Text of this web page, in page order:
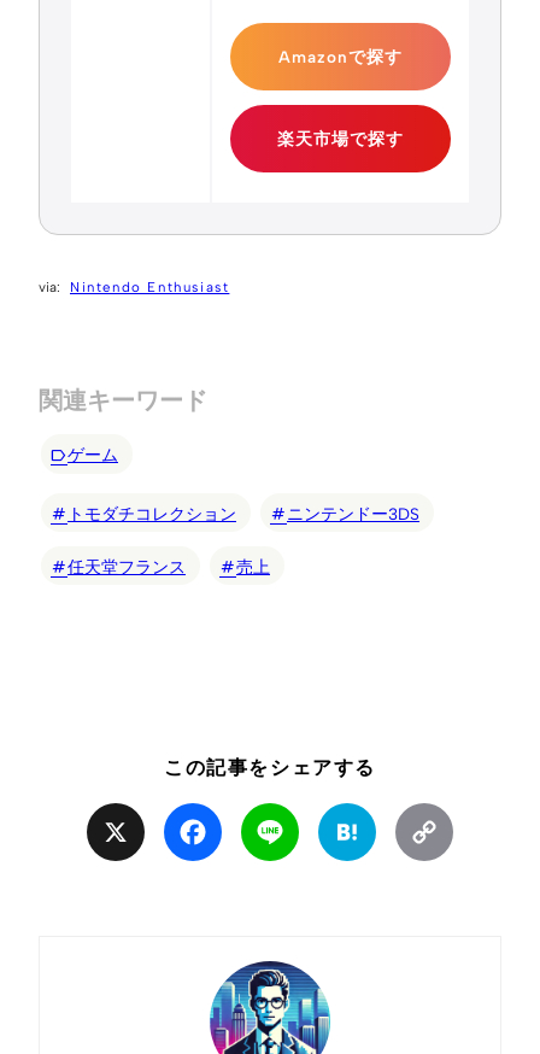
Amazonで探す
楽天市場で探す
Nintendo Enthusiast
関連キーワード
ゲーム
トモダチコレクション ニンテンドー3DS
任天堂フランス 売上
この記事をシェアする
Facebook Line Hatena